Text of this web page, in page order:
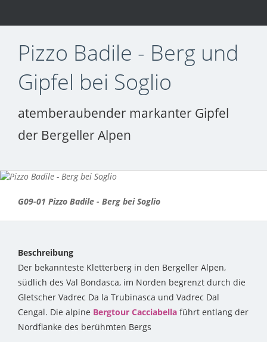
Pizzo Badile - Berg und
Gipfel bei Soglio
atemberaubender markanter Gipfel
der Bergeller Alpen
G09-01 Pizzo Badile - Berg bei Soglio
Beschreibung
Der bekannteste Kletterberg in den Bergeller Alpen,
südlich des Val Bondasca, im Norden begrenzt durch die
Gletscher Vadrec Da la Trubinasca und Vadrec Dal
Cengal. Die alpine Bergtour Cacciabella führt entlang der
Nordflanke des berühmten Bergs